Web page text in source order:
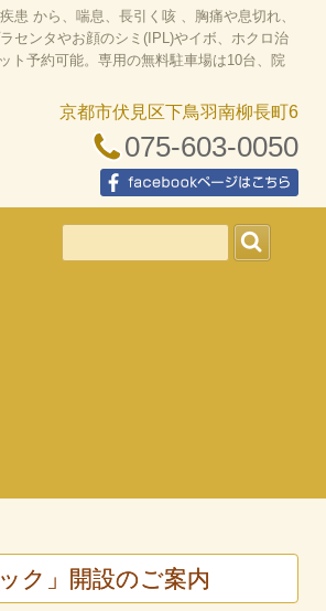
患 から、喘息、長引く咳 、胸痛や息切れ、
センタやお顔のシミ(IPL)やイボ、ホクロ治
ト予約可能。専用の無料駐車場は10台、院
京都市伏見区下鳥羽南柳長町6
075-603-0050
facebookページはこちら
ク」開設のご案内